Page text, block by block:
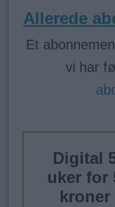
Allerede
Et
vi har
Digital
uker for
kroner